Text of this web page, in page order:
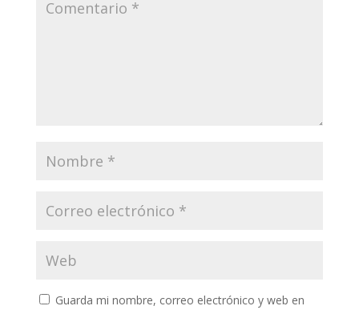
Guarda mi nombre, correo electrónico y web en